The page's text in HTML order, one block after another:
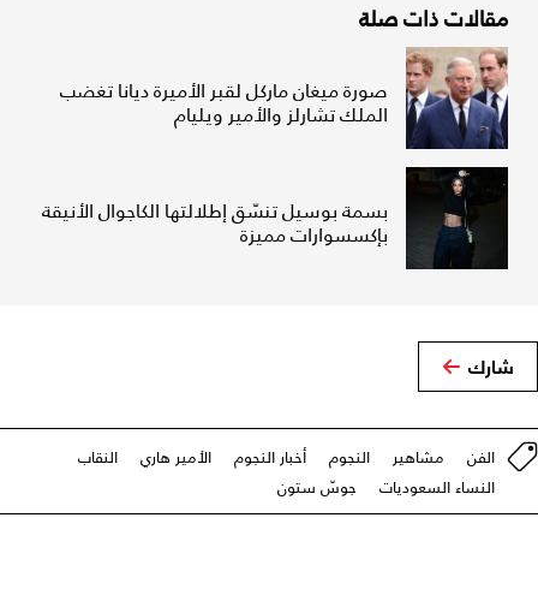
مقالات ذات صلة
صورة ميغان ماركل لقبر الأميرة ديانا تغضب
الملك تشارلز والأمير ويليام
بسمة بوسيل تنسّق إطلالتها الكاجوال الأنيقة
بإكسسوارات مميزة
شارك
الفن مشاهير النجوم أخبار النجوم الأمير هاري
النقاب
النساء السعوديات
جوسّ ستون